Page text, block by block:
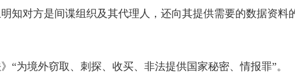
知对方是间谍组织及其代理人，还向其提供需要的数据资料
“为境外窃取、刺探、收买、非法提供国家秘密、情报罪”。